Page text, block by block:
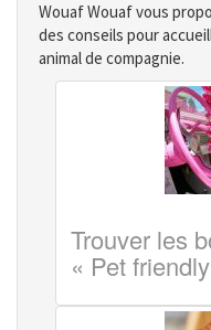
Wouaf Wouaf vous
des conseils pour
animal de compagnie.
Trouver les
« Pet